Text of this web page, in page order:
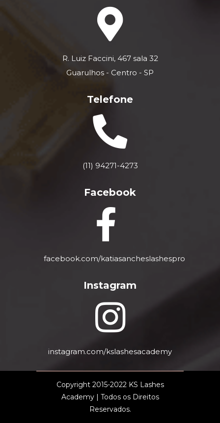
R. Luiz Faccini, 467 sala 32
Guarulhos - Centro - SP
Telefone
(11) 94271-4273
Facebook
facebook.com/katiasancheslashespro
Instagram
instagram.com/kslashesacademy
Copyright 2015-2022 KS Lashes
Academy | Todos os Direitos
Reservados.